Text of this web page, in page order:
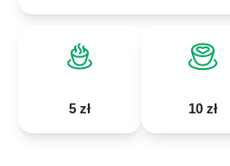
5 zł 10 zł